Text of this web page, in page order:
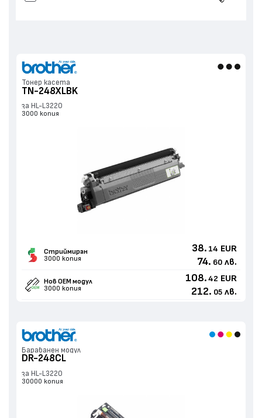
Тонер касета
TN-248XLBK
за HL-L3220
3000 копия
Стриймиран
3000 копия
38. 14 EUR
74. 60 лв.
Нов ОЕМ модул
3000 копия
108. 42 EUR
212. 05 лв.
Барабанен модул
DR-248CL
за HL-L3220
30000 копия